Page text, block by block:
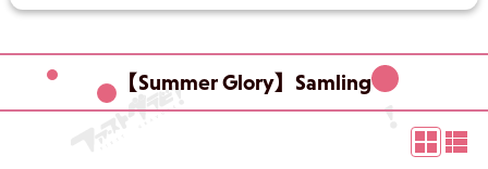
【Summer Glory】Samling